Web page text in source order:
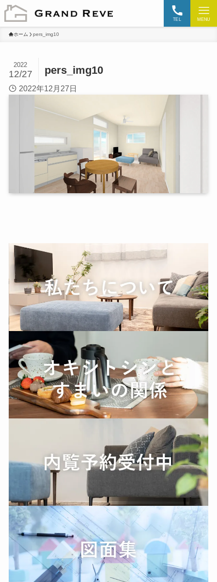
TEL MENU
ホーム pers_img10
pers_img10
2022
12/27
2022年12月27日